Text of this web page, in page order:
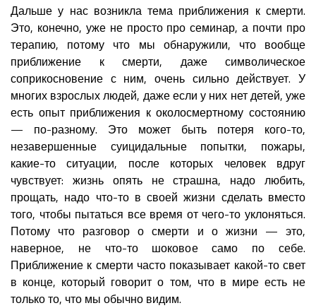
Дальше у нас возникла тема приближения к смерти.
Это, конечно, уже не просто про семинар, а почти про
терапию, потому что мы обнаружили, что вообще
приближение к смерти, даже символическое
соприкосновение с ним, очень сильно действует. У
многих взрослых людей, даже если у них нет детей, уже
есть опыт приближения к околосмертному состоянию
— по-разному. Это может быть потеря кого-то,
незавершенные суицидальные попытки, пожары,
какие-то ситуации, после которых человек вдруг
чувствует: жизнь опять не страшна, надо любить,
прощать, надо что-то в своей жизни сделать вместо
того, чтобы пытаться все время от чего-то уклоняться.
Потому что разговор о смерти и о жизни — это,
наверное, не что-то шоковое само по себе.
Приближение к смерти часто показывает какой-то свет
в конце, который говорит о том, что в мире есть не
только то, что мы обычно видим.